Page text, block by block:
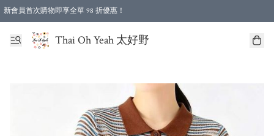
新會員首次購物即享全單 98 折優惠！
特選會員可享全單低至 96 折優惠！
Thai Oh Yeah 太好野